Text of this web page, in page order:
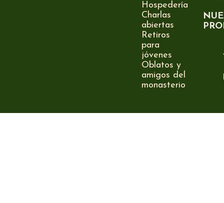
Hospedería
Charlas
abiertas
Retiros
para
jóvenes
Oblatos y
amigos del
monasterio